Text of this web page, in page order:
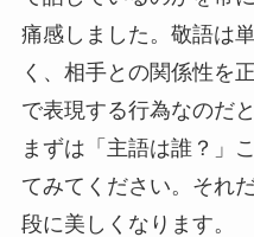
痛感しました。敬語は
く、相手との関係性を
で表現する行為なのだ
まずは「主語は誰？」
てみてください。それ
段に美しくなります。